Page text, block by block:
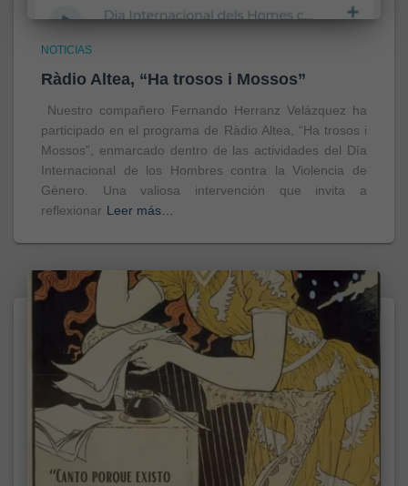
NOTICIAS
Ràdio Altea, “Ha trosos i Mossos”
Nuestro compañero Fernando Herranz Velázquez ha
participado en el programa de Ràdio Altea, “Ha trosos i
Mossos”, enmarcado dentro de las actividades del Día
Internacional de los Hombres contra la Violencia de
Género. Una valiosa intervención que invita a
reflexionar Leer más…